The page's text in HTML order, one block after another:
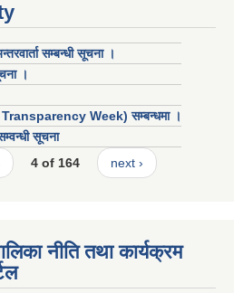
सम्बन्धी सूचना ।
।
Transparency Week) सम्बन्धमा ।
सूचना
4 of 164 next ›
नीति तथा कार्यक्रम